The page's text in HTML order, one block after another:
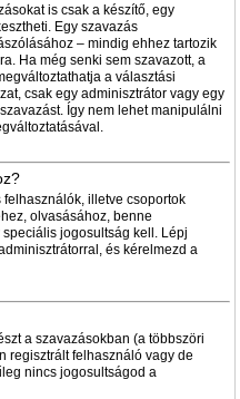
is csak a készítő, egy
Egy szavazás
– mindig ehhez tartozik
Ha még senki sem szavazott, a
a választási
csak egy adminisztrátor vagy egy
Így nem lehet manipulálni
illetve csoportok
olvasásához, benne
jogosultság kell. Lépj
és kérelmezd a
a szavazásokban (a többszöri
regisztrált felhasználó vagy de
nincs jogosultságod a